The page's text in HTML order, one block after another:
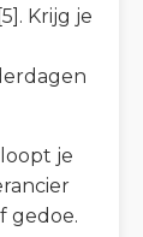
Krijg je
je
gedoe.